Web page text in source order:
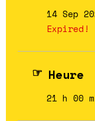
14 Sep
Expired!
Heure
21 h 00